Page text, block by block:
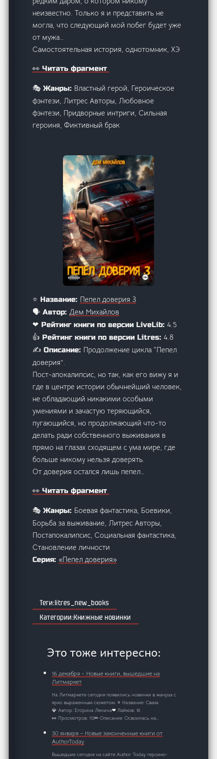
неизвестно. Только я и представить не
могла, что следующий мой побег будет уже
от мужа…
Самостоятельная история, однотомник, ХЭ
👀 Читать фрагмент
🎭 Жанры: Властный герой, Героическое
фэнтези, Литрес Авторы, Любовное
фэнтези, Придворные интриги, Сильная
героиня, Фиктивный брак
⭐ Название: Пепел доверия 3
🗣️ Автор:Дем Михайлов
❤ Рейтинг книги по версии LiveLib:4.5
👍 Рейтинг книги по версии Litres:4.8
✍️ Описание: Продолжение цикла “Пепел
доверия”.
Пост-апокалипсис, но так, как его вижу я и
где в центре истории обычнейший человек,
не обладающий никакими особыми
умениями и зачастую теряющийся,
пугающийся, но продолжающий что-то
делать ради собственного выживания в
прямо на глазах сходящем с ума мире, где
больше никому нельзя доверять.
От доверия остался лишь пепел…
👀 Читать фрагмент
🎭 Жанры: Боевая фантастика, Боевики,
Борьба за выживание, Литрес Авторы,
Постапокалипсис, Социальная фантастика,
Становление личности
Серия:«Пепел доверия»
litres_new_books
Книжные новинки
Это тоже интересно:
16 декабря – Новые книги, вышедшие на
Литмаркет
На Литмаркете сегодня появились новинки в жанрах с
ярко выраженным сюжетом. ⭐ Название: Сваха
💎 Автор: Егорина Ленина❤ Лайков: 16
👀 Просмотров: 113✏ Описание: Освоилась на…
30 января – Новые законченные книги от
AuthorToday
Вышедшие сегодня на сайте Author Today героико-